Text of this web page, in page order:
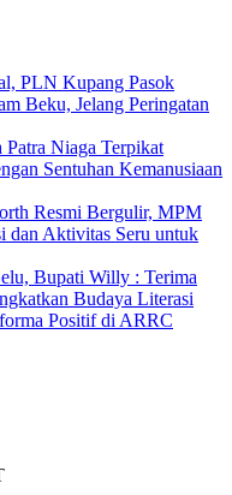
PLN Kupang Pasok
Beku, Jelang Peringatan
Patra Niaga Terpikat
Sentuhan Kemanusiaan
Resmi Bergulir, MPM
dan Aktivitas Seru untuk
Bupati Willy : Terima
Budaya Literasi
Positif di ARRC